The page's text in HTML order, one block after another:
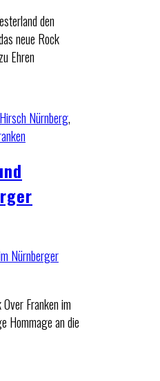
den
neue Rock
Ehren
Hirsch Nürnberg,
Franken im
Hommage an die